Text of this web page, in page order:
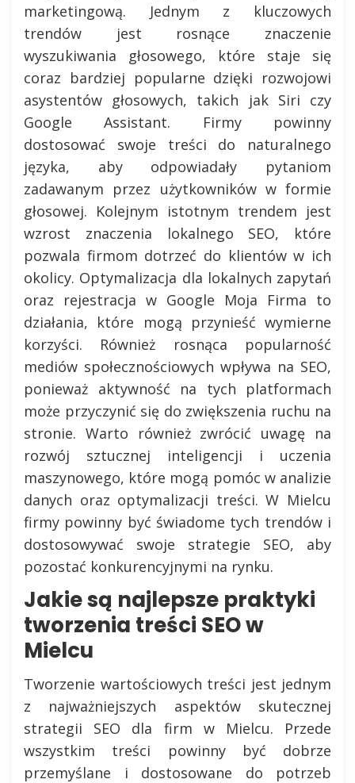
marketingową. Jednym z kluczowych
trendów jest rosnące znaczenie
wyszukiwania głosowego, które staje się
coraz bardziej popularne dzięki rozwojowi
asystentów głosowych, takich jak Siri czy
Google Assistant. Firmy powinny
dostosować swoje treści do naturalnego
języka, aby odpowiadały pytaniom
zadawanym przez użytkowników w formie
głosowej. Kolejnym istotnym trendem jest
wzrost znaczenia lokalnego SEO, które
pozwala firmom dotrzeć do klientów w ich
okolicy. Optymalizacja dla lokalnych zapytań
oraz rejestracja w Google Moja Firma to
działania, które mogą przynieść wymierne
korzyści. Również rosnąca popularność
mediów społecznościowych wpływa na SEO,
ponieważ aktywność na tych platformach
może przyczynić się do zwiększenia ruchu na
stronie. Warto również zwrócić uwagę na
rozwój sztucznej inteligencji i uczenia
maszynowego, które mogą pomóc w analizie
danych oraz optymalizacji treści. W Mielcu
firmy powinny być świadome tych trendów i
dostosowywać swoje strategie SEO, aby
pozostać konkurencyjnymi na rynku.
Jakie są najlepsze praktyki
tworzenia treści SEO w
Mielcu
Tworzenie wartościowych treści jest jednym
z najważniejszych aspektów skutecznej
strategii SEO dla firm w Mielcu. Przede
wszystkim treści powinny być dobrze
przemyślane i dostosowane do potrzeb